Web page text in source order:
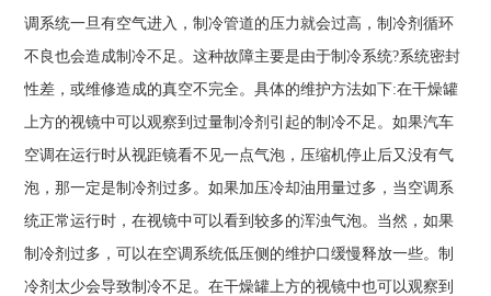
调系统一旦有空气进入，制冷管道的压力就会过高，制冷剂循环
不良也会造成制冷不足。这种故障主要是由于制冷系统?系统密封
性差，或维修造成的真空不完全。具体的维护方法如下:在干燥罐
上方的视镜中可以观察到过量制冷剂引起的制冷不足。如果汽车
空调在运行时从视距镜看不见一点气泡，压缩机停止后又没有气
泡，那一定是制冷剂过多。如果加压冷却油用量过多，当空调系
统正常运行时，在视镜中可以看到较多的浑浊气泡。当然，如果
制冷剂过多，可以在空调系统低压侧的维护口缓慢释放一些。制
冷剂太少会导致制冷不足。在干燥罐上方的视镜中也可以观察到